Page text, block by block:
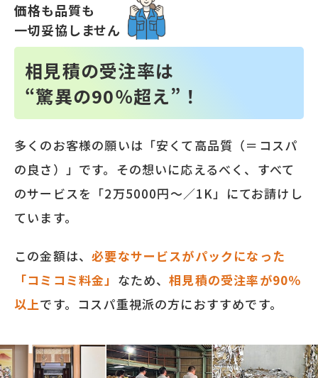
価格も品質も
一切妥協しません
相見積の受注率は
“驚異の90％超え”！
多くのお客様の願いは「安くて高品質（＝コスパ
の良さ）」です。その想いに応えるべく、すべて
のサービスを「2万5000円～／1K」にてお請けし
ています。
この金額は、必要なサービスがパックになった
「コミコミ料金」 なため、相見積の受注率が90％
以上です。コスパ重視派の方におすすめです。